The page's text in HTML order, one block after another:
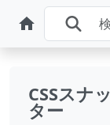
CSSスナ
ター